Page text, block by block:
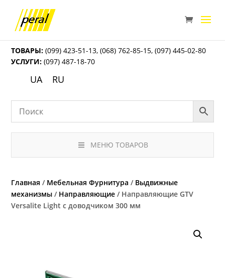
ТОВАРЫ: (099) 423-51-13,(068) 762-85-15,(097) 445-02-80
УСЛУГИ: (097) 487-18-70
UA RU
МЕНЮ ТОВАРОВ
Главная / Мебельная Фурнитура / Выдвижные
механизмы / Направляющие / Направляющие GTV
Versalite Light с доводчиком 300 мм